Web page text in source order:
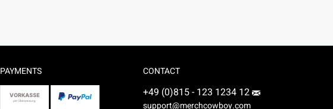
PAYMENTS CONTACT
+49 (0)815 - 123 1234 12
support@merchcowboy.com